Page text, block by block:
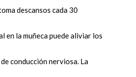
descansos cada 30
en la muñeca puede aliviar los
conducción nerviosa. La